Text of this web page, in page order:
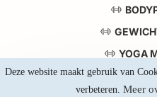
Deze website maakt gebruik van
verbeteren. Meer
YOGA
TOP 5